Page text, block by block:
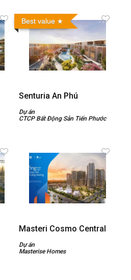
Best value
Senturia An Phú
Dự án
CTCP Bất Động Sản Tiến Phước
Masteri Cosmo Central
Dự án
Masterise Homes